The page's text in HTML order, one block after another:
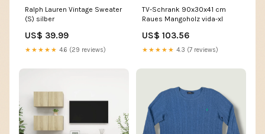
Ralph Lauren Vintage Sweater
(S) silber
US$ 39.99
★★★★★ 4.6 (29 reviews)
TV-Schrank 90x30x41 cm
Raues Mangoholz vida-xl
US$ 103.56
★★★★★ 4.3 (7 reviews)